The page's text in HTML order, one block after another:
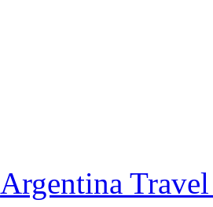
Argentina